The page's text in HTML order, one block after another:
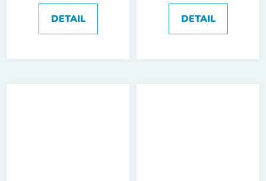
DETAIL DETAIL